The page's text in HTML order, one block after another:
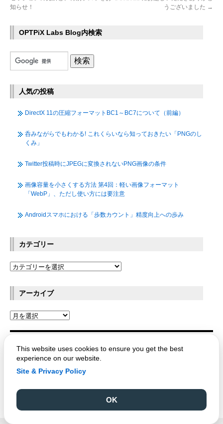
知らせ！
うございました →
OPTPiX Labs Blog内検索
人気の投稿
DirectX 11の圧縮フォーマットBC1～BC7について（前編）
呑みながらでもわかる! これくらいなら知っておきたい「PNGのし
くみ」
Twitter投稿時にJPEGに変換されないPNG画像の条件
画像容量を小さくする方法 第4回：軽い画像フォーマット
「WebP」、ただし使い方には要注意
Androidスマホにおける「歩数カウント」精度向上への歩み
カテゴリー
アーカイブ
OPTPiX Labs Blog
Copyright © CRI Middleware Co., Ltd.
Copyright © 1991-2021 Web Technology Corp.
This website uses cookies to ensure you get the best
experience on our website.
Site & Privacy Policy
OK